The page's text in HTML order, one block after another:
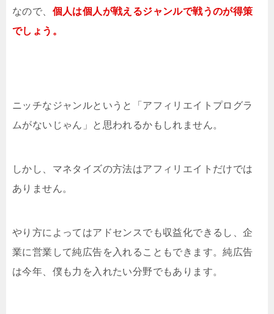
なので、 個人は個人が戦えるジャンルで戦うのが得策
でしょう。
ニッチなジャンルというと「アフィリエイトプログラ
ムがないじゃん」と思われるかもしれません。
しかし、マネタイズの方法はアフィリエイトだけでは
ありません。
やり方によってはアドセンスでも収益化できるし、企
業に営業して純広告を入れることもできます。純広告
は今年、僕も力を入れたい分野でもあります。